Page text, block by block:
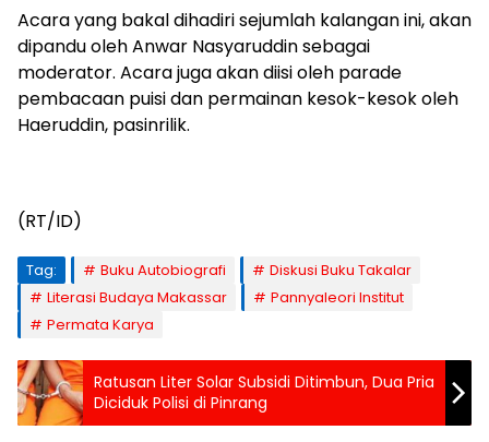
Acara yang bakal dihadiri sejumlah kalangan ini, akan
dipandu oleh Anwar Nasyaruddin sebagai
moderator. Acara juga akan diisi oleh parade
pembacaan puisi dan permainan kesok-kesok oleh
Haeruddin, pasinrilik.
(RT/ID)
Tag: Buku Autobiografi
Diskusi Buku Takalar
Literasi Budaya Makassar
Pannyaleori Institut
Permata Karya
Ratusan Liter Solar Subsidi Ditimbun, Dua Pria
Diciduk Polisi di Pinrang